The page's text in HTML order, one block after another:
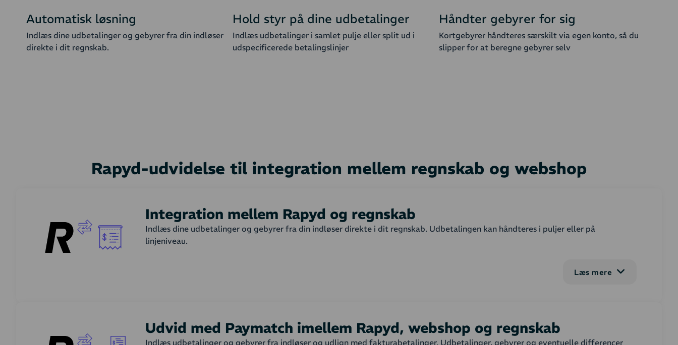
Automatisk løsning
Indlæs dine udbetalinger og gebyrer fra din indløser
direkte i dit regnskab.
Hold styr på dine udbetalinger
Indlæs udbetalinger i samlet pulje eller split ud i
udspecificerede betalingslinjer
Håndter gebyrer for sig
Kortgebyrer håndteres særskilt via egen konto, så du
slipper for at beregne gebyrer selv
Rapyd-udvidelse til integration mellem regnskab og webshop
Integration mellem Rapyd og regnskab
Indlæs dine udbetalinger og gebyrer fra din indløser direkte i dit regnskab. Udbetalingen kan håndteres i puljer eller på
linjeniveau.
Hver gang din indløser genererer en udbetalingsrapport indlæses denne automatisk i dit regnskab. Udbetalinger kan indlæses på
Læs mere
Udvid med Paymatch imellem Rapyd, webshop og regnskab​
Indlæs udbetalinger og gebyrer fra indløser og udlign med fakturabetalinger. Udbetalinger, gebyrer og eventuelle differencer